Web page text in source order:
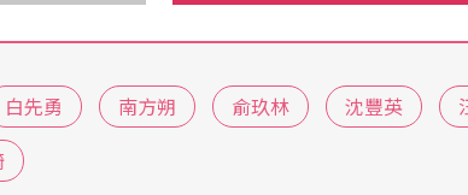
回人間。他和白先勇聊天時提到：要創造一種
不回
白先勇 南方朔 俞玖林 沈豐英